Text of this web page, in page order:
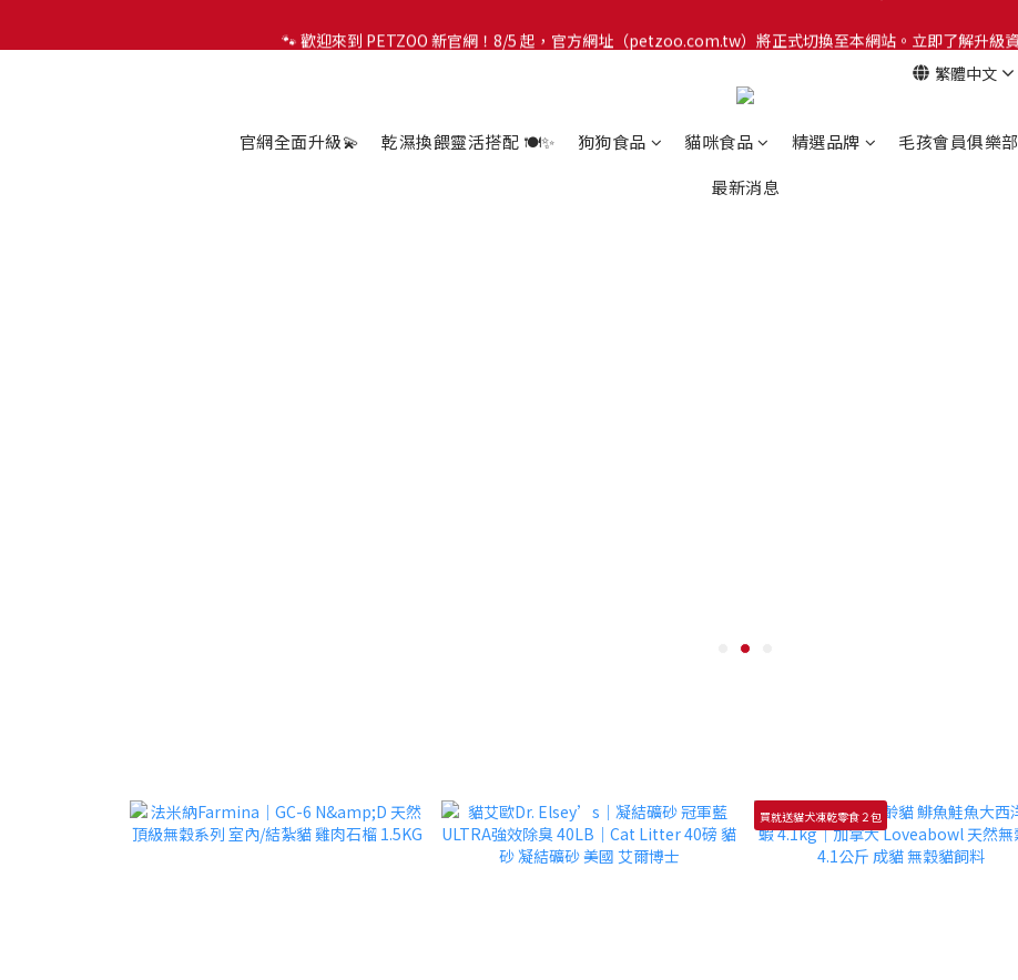
✨【新朋友見面禮】現在註冊即領 $100 購物金！全館滿 $1,500 享免運優惠 🎁
繁體中文
官網全面升級💫 乾濕換餵靈活搭配 🍽️✨ 狗狗食品 貓咪食品 精選品牌 毛孩會員俱樂部
最新消息
買就送貓犬凍乾零食２包